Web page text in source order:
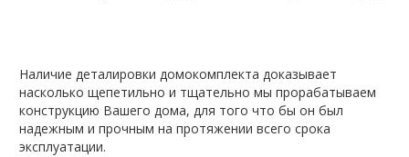
Наличие деталировки домокомплекта доказывает
насколько щепетильно и тщательно мы прорабатываем
конструкцию Вашего дома, для того что бы он был
надежным и прочным на протяжении всего срока
эксплуатации.